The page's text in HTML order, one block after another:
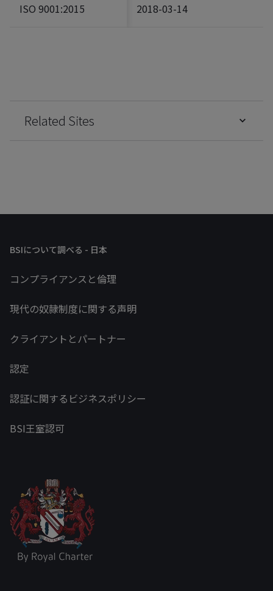
ISO 9001:2015 2018-03-14
Related Sites
BSIについて調べる - 日本
コンプライアンスと倫理
現代の奴隷制度に関する声明
クライアントとパートナー
認定
認証に関するビジネスポリシー
BSI王室認可